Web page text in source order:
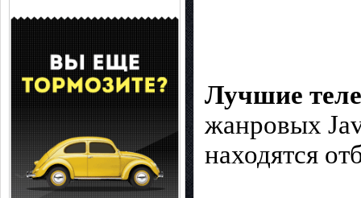
Лучшие
жанровых
находятся